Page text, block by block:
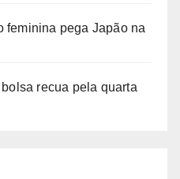
feminina pega Japão na
recua pela quarta